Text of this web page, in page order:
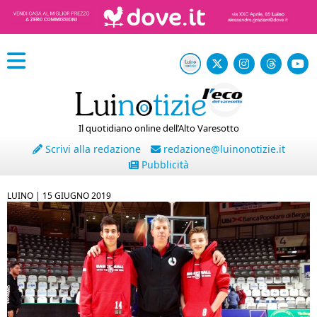
Il quotidiano online dell’Alto Varesotto
Scrivi alla redazione
redazione@luinonotizie.it
Pubblicità
LUINO | 15 GIUGNO 2019